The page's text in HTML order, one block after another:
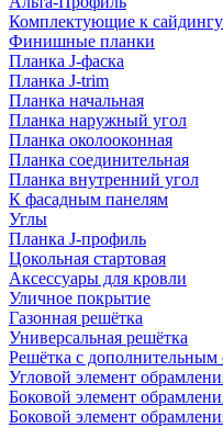
Комплектующие к сайдингу
Финишные планки
Планка J-фаска
Планка J-trim
Планка начальная
Планка наружный угол
Планка околооконная
Планка соединительная
Планка внутренний угол
К фасадным панелям
Углы
Планка J-профиль
Цокольная стартовая
Аксессуары для кровли
Уличное покрытие
Газонная решётка
Универсальная решётка
Решётка с дополнительным
Угловой элемент
Боковой элемент
Боковой элемент